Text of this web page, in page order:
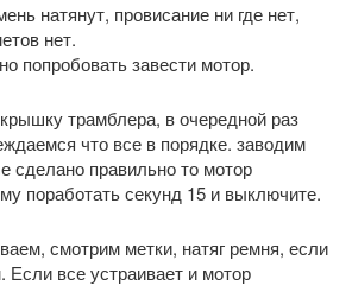
натянут, провисание ни где нет,
нет.
попробовать завести мотор.
трамблера, в очередной раз
что все в порядке. заводим
сделано правильно то мотор
поработать секунд 15 и выключите.
смотрим метки, натяг ремня, если
Если все устраивает и мотор